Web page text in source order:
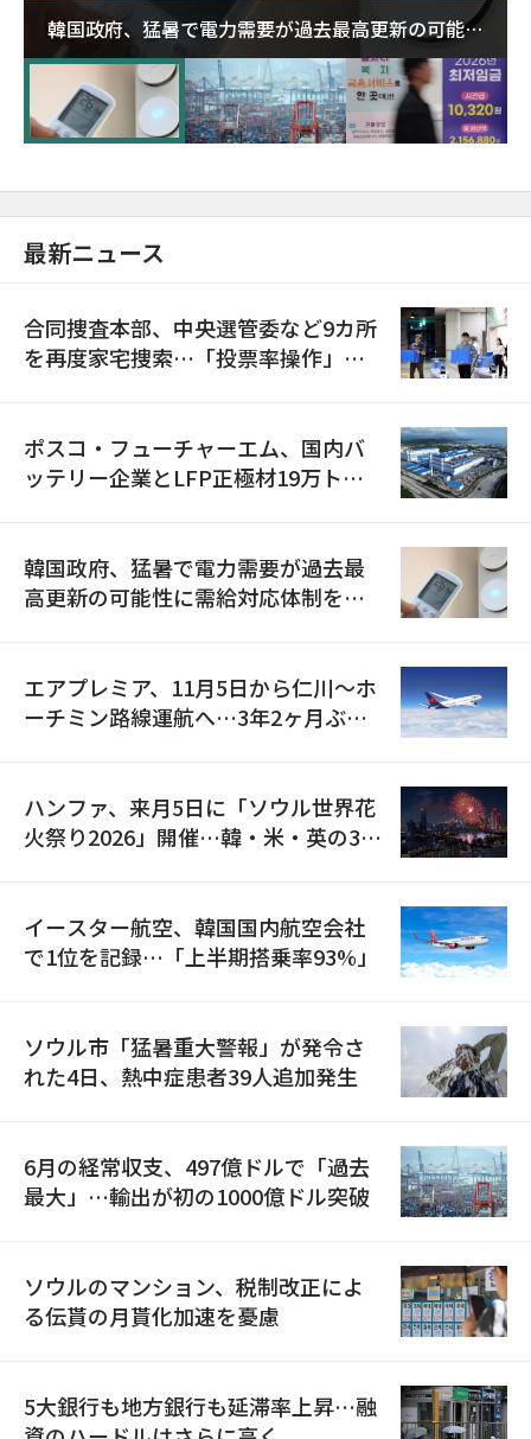
韓国政府、猛暑で電力需要が過去最高更新の可能性
に需給対応体制を点検
最新ニュース
合同捜査本部、中央選管委など9カ所
を再度家宅捜索…「投票率操作」の
ポスコ・フューチャーエム、国内バ
ッテリー企業とLFP正極材19万トン
韓国政府、猛暑で電力需要が過去最
高更新の可能性に需給対応体制を点
エアプレミア、11月5日から仁川〜ホ
ーチミン路線運航へ…3年2ヶ月ぶり
ハンファ、来月5日に「ソウル世界花
火祭り2026」開催…韓・米・英の3カ
イースター航空、韓国国内航空会社
で1位を記録…「上半期搭乗率93%」
ソウル市「猛暑重大警報」が発令さ
れた4日、熱中症患者39人追加発生
6月の経常収支、497億ドルで「過去
最大」…輸出が初の1000億ドル突破
ソウルのマンション、税制改正によ
る伝貰の月貰化加速を憂慮
5大銀行も地方銀行も延滞率上昇…融